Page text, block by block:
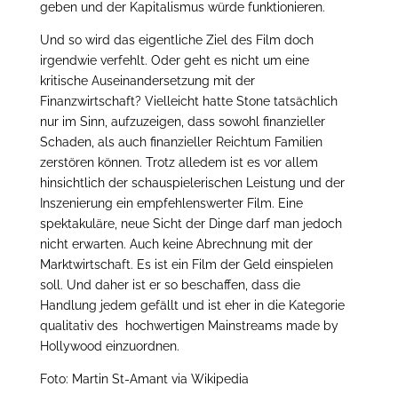
geben und der Kapitalismus würde funktionieren.
Und so wird das eigentliche Ziel des Film doch
irgendwie verfehlt. Oder geht es nicht um eine
kritische Auseinandersetzung mit der
Finanzwirtschaft? Vielleicht hatte Stone tatsächlich
nur im Sinn, aufzuzeigen, dass sowohl finanzieller
Schaden, als auch finanzieller Reichtum Familien
zerstören können. Trotz alledem ist es vor allem
hinsichtlich der schauspielerischen Leistung und der
Inszenierung ein empfehlenswerter Film. Eine
spektakuläre, neue Sicht der Dinge darf man jedoch
nicht erwarten. Auch keine Abrechnung mit der
Marktwirtschaft. Es ist ein Film der Geld einspielen
soll. Und daher ist er so beschaffen, dass die
Handlung jedem gefällt und ist eher in die Kategorie
qualitativ des hochwertigen Mainstreams made by
Hollywood einzuordnen.
Foto: Martin St-Amant via Wikipedia